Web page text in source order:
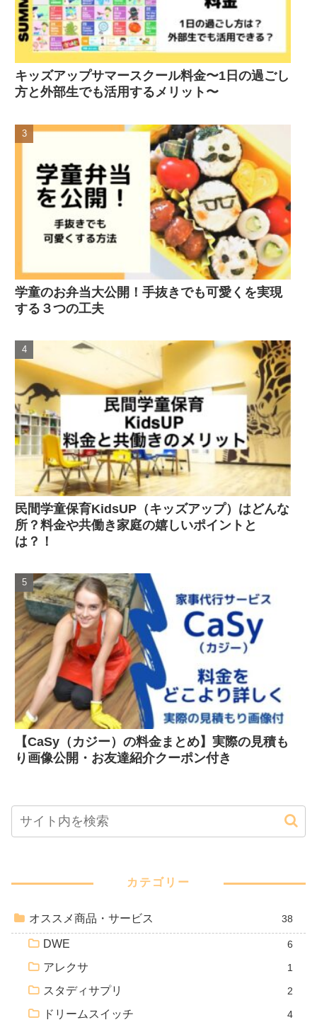
キッズアップサマースクール料金〜1日の過ごし
方と外部生でも活用するメリット〜
学童のお弁当大公開！手抜きでも可愛くを実現
する３つの工夫
民間学童保育KidsUP（キッズアップ）はどんな
所？料金や共働き家庭の嬉しいポイントと
は？！
【CaSy（カジー）の料金まとめ】実際の見積も
り画像公開・お友達紹介クーポン付き
カテゴリー
オススメ商品・サービス 38
DWE 6
アレクサ 1
スタディサプリ 2
ドリームスイッチ 4